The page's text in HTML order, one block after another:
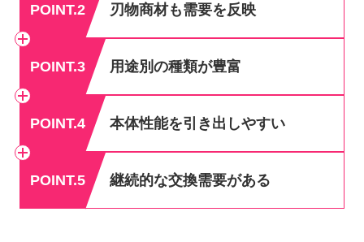
POINT.2 刃物商材も需要を反映
POINT.3 用途別の種類が豊富
POINT.4 本体性能を引き出しやすい
POINT.5 継続的な交換需要がある